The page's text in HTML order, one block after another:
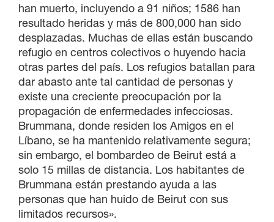
han muerto, incluyendo a 91 niños; 1586 han
resultado heridas y más de 800,000 han sido
desplazadas. Muchas de ellas están buscando
refugio en centros colectivos o huyendo hacia
otras partes del país. Los refugios batallan para
dar abasto ante tal cantidad de personas y
existe una creciente preocupación por la
propagación de enfermedades infecciosas.
Brummana, donde residen los Amigos en el
Líbano, se ha mantenido relativamente segura;
sin embargo, el bombardeo de Beirut está a
solo 15 millas de distancia. Los habitantes de
Brummana están prestando ayuda a las
personas que han huido de Beirut con sus
limitados recursos».